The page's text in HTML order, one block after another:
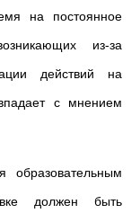
на постоянное
из-за
действий на
с мнением
образовательным
должен быть